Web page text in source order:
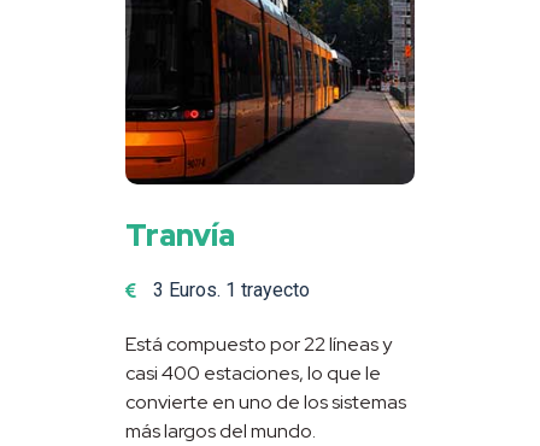
Tranvía
3 Euros. 1 trayecto
Está compuesto por 22 líneas y
casi 400 estaciones, lo que le
convierte en uno de los sistemas
más largos del mundo.